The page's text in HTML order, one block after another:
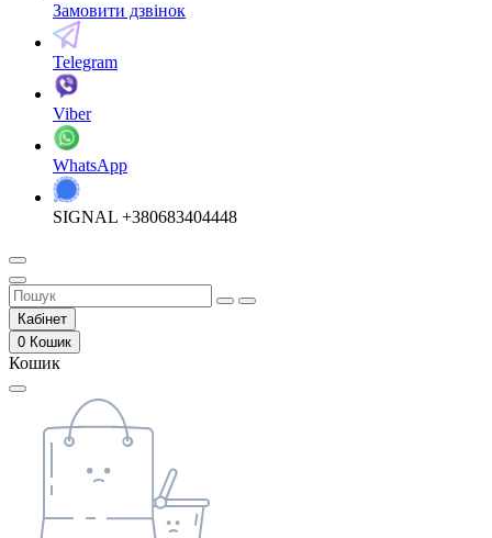
Замовити дзвінок
Telegram
Viber
WhatsApp
SIGNAL +380683404448
Кабінет
0 Кошик
Кошик